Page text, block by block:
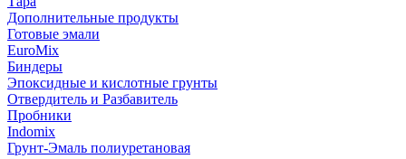
Дополнительные продукты
Готовые эмали
EuroMix
Биндеры
Эпоксидные и кислотные грунты
Отвердитель и Разбавитель
Пробники
Indomix
Грунт-Эмаль полиуретановая